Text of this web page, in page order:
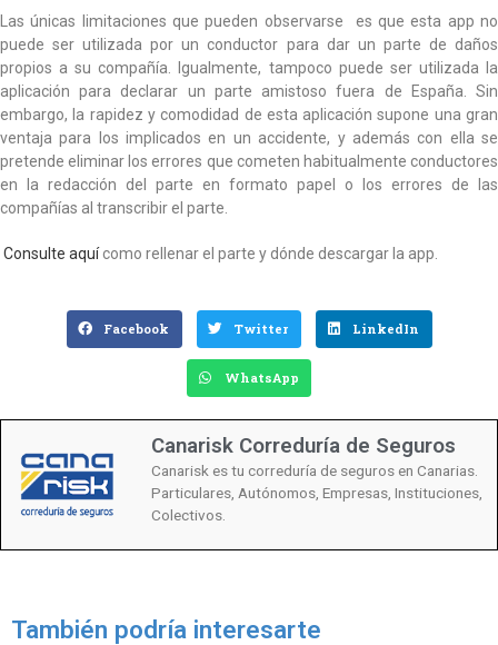
Las únicas limitaciones que pueden observarse es que esta app no
puede ser utilizada por un conductor para dar un parte de daños
propios a su compañía. Igualmente, tampoco puede ser utilizada la
aplicación para declarar un parte amistoso fuera de España. Sin
embargo, la rapidez y comodidad de esta aplicación supone una gran
ventaja para los implicados en un accidente, y además con ella se
pretende eliminar los errores que cometen habitualmente conductores
en la redacción del parte en formato papel o los errores de las
compañías al transcribir el parte.
Consulte aquícomo rellenar el parte y dónde descargar la app.
Facebook Twitter LinkedIn
WhatsApp
Canarisk Correduría de Seguros
Canarisk es tu correduría de seguros en Canarias.
Particulares, Autónomos, Empresas, Instituciones,
Colectivos.
También podría interesarte